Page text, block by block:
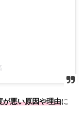
が悪い原因や理由に